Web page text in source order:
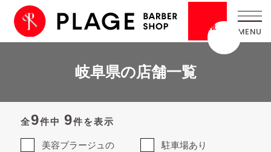
情報
岐阜県の店舗一覧
全9件中 9件を表示
美容プラージュの
駐車場あり